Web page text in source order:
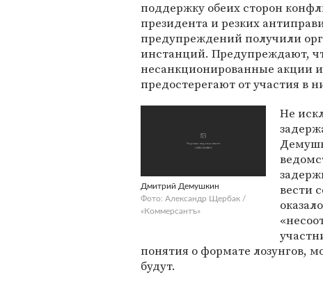
поддержку обеих сторон
президента и резких
предупреждений получили
инстанций. Предупреждают,
несанкционированные акции
предостерегают от участия в
Дмитрий Демушкин
Фото: Александр Щербак /
«Коммерсантъ»
Не
вести
понятия о формате лозунгов,
будут.